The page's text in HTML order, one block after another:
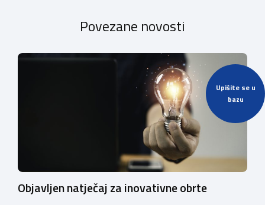
Upišite se u
bazu
Povezane novosti
Objavljen natječaj za inovativne obrte